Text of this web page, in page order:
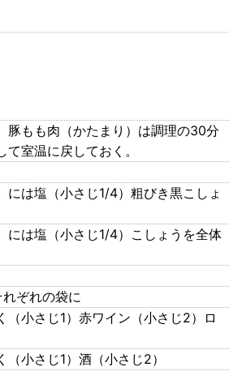
豚もも肉（かたまり）は調理の30分
室温に戻しておく。
には塩（小さじ1/4）粗びき黒こしょ
には塩（小さじ1/4）こしょうを全体
ぞれの袋に
（小さじ1）赤ワイン（小さじ2）ロ
（小さじ1）酒（小さじ2）